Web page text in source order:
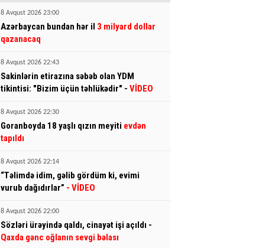
8 Avqust 2026 23:00
Azərbaycan bundan hər il 3 milyard dollar
qazanacaq
8 Avqust 2026 22:43
Sakinlərin etirazına səbəb olan YDM
tikintisi: "Bizim üçün təhlükədir" - VİDEO
8 Avqust 2026 22:30
Goranboyda 18 yaşlı qızın meyiti evdən
tapıldı
8 Avqust 2026 22:14
“Təlimdə idim, gəlib gördüm ki, evimi
vurub dağıdırlar” - VİDEO
8 Avqust 2026 22:00
Sözləri ürəyində qaldı, cinayət işi açıldı -
Qaxda gənc oğlanın sevgi bəlası